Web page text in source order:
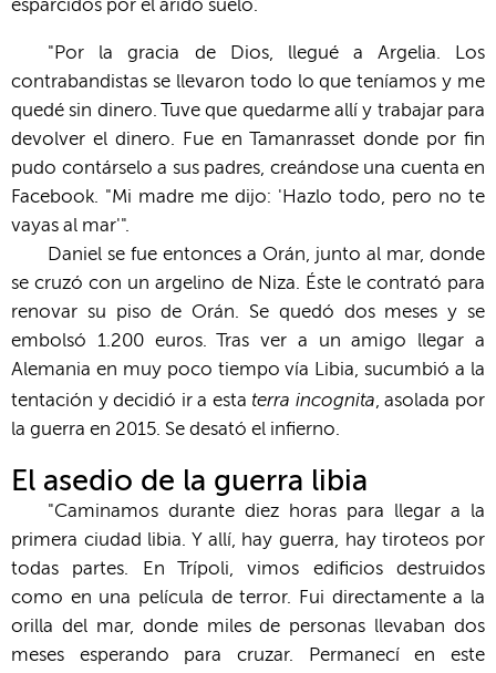
esparcidos por el árido suelo.
"Por la gracia de Dios, llegué a Argelia. Los
contrabandistas se llevaron todo lo que teníamos y me
quedé sin dinero. Tuve que quedarme allí y trabajar para
devolver el dinero. Fue en Tamanrasset donde por fin
pudo contárselo a sus padres, creándose una cuenta en
Facebook. "Mi madre me dijo: 'Hazlo todo, pero no te
vayas al mar'".
Daniel se fue entonces a Orán, junto al mar, donde
se cruzó con un argelino de Niza. Éste le contrató para
renovar su piso de Orán. Se quedó dos meses y se
embolsó 1.200 euros. Tras ver a un amigo llegar a
Alemania en muy poco tiempo vía Libia, sucumbió a la
tentación y decidió ir a esta terra incognita, asolada por
la guerra en 2015. Se desató el infierno.
El asedio de la guerra libia
"Caminamos durante diez horas para llegar a la
primera ciudad libia. Y allí, hay guerra, hay tiroteos por
todas partes. En Trípoli, vimos edificios destruidos
como en una película de terror. Fui directamente a la
orilla del mar, donde miles de personas llevaban dos
meses esperando para cruzar. Permanecí en este